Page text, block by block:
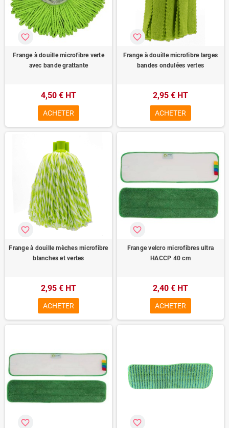
Frange à douille microfibre verte
avec bande grattante
favorite_border
4,50 € HT
ACHETER
Frange à douille microfibre larges
bandes ondulées vertes
favorite_border
2,95 € HT
ACHETER
Frange à douille mèches microfibre
blanches et vertes
favorite_border
2,95 € HT
ACHETER
Frange velcro microfibres ultra
HACCP 40 cm
favorite_border
2,40 € HT
ACHETER
favorite_border favorite_border